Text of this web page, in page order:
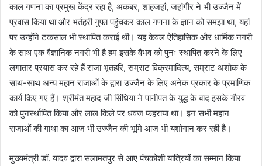
काल गणना का प्रमुख केंद्र रहा है, अकबर, शाहजहां, जहांगीर ने भी उज्जैन में
प्रवास किया था और भर्तहरी गुफा पहुंचकर काल गणना के ज्ञान को समझा था, यहां
पर उन्होंने टकसाल भी स्थापित कराई थी। यह केवल ऐतिहासिक और धार्मिक नगरी
के साथ एक वैज्ञानिक नगरी भी है हम इसके वैभव को पुनः स्थापित करने के लिए
लगातार प्रयास कर रहे हैं राजा भृतहरि, सम्राट विक्रमादित्य, सम्राट अशोक के
साथ-साथ अन्य महान राजाओं के द्वारा उज्जैन के लिए अनेक प्रकार के प्रमाणिक
कार्य किए गए हैं। श्रीमंत महाद जी सिंधिया ने पानीपत के युद्ध के बाद इसके गौरव
को पुनर्स्थापित किया और लाल किले पर धवज फहराया था। इन सभी महान
राजाओं की गाथा का आज भी उज्जैन की भूमि आज भी यशोगान कर रही है।
मुख्यमंत्री डॉ. यादव द्वारा सलामतपुर से आए पंचकोशी यात्रियों का सम्मान किया